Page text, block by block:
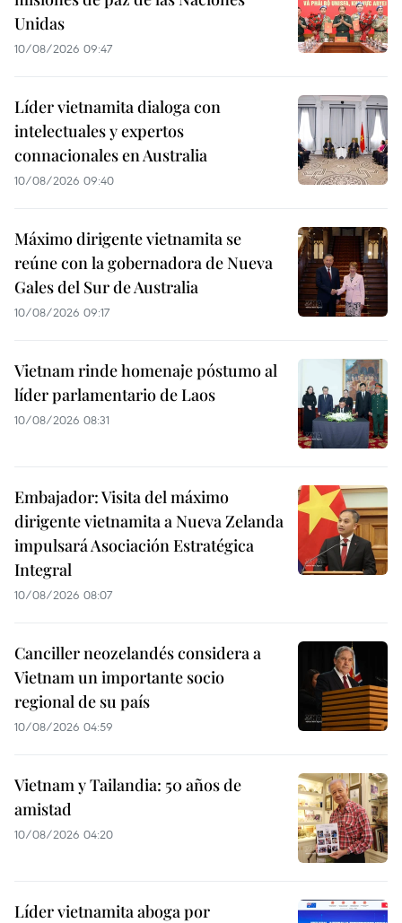
Unidas
10/08/2026 09:47
Líder vietnamita dialoga con
intelectuales y expertos
connacionales en Australia
10/08/2026 09:40
Máximo dirigente vietnamita se
reúne con la gobernadora de Nueva
Gales del Sur de Australia
10/08/2026 09:17
Vietnam rinde homenaje póstumo al
líder parlamentario de Laos
10/08/2026 08:31
Embajador: Visita del máximo
dirigente vietnamita a Nueva Zelanda
impulsará Asociación Estratégica
Integral
10/08/2026 08:07
Canciller neozelandés considera a
Vietnam un importante socio
regional de su país
10/08/2026 04:59
Vietnam y Tailandia: 50 años de
amistad
10/08/2026 04:20
Líder vietnamita aboga por